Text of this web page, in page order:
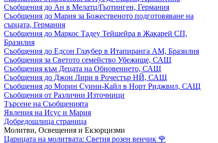
Съобщения до Ан в Мелатц/Гьотинген, Германия
Съобщения до Мария за Божественото подготовяване на
сърцата, Германия
Съобщения до Маркос Тадеу Тейшейра в Жакарей СП,
Бразилия
Съобщения до Едсон Глаубер в Итапиранга АМ, Бразилия
Съобщения за Светото семейство Убежище, САЩ
Съобщения към Децата на Обновението, САЩ
Съобщения до Джон Лири в Рочестър НЙ, САЩ
Съобщения до Морин Суини-Кайл в Норт Риджвил, САЩ
Съобщения от Различни Източници
Търсене на Съобщенията
Явления на Исус и Мария
Добредошлица страница
Молитви, Освещения и Екзорцизми
Царицата на молитвата: Светия розен венчик 🌹